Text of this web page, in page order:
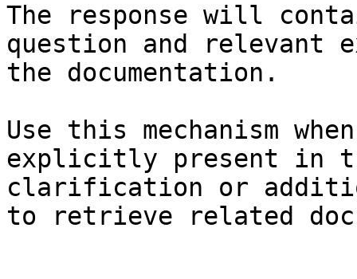
The response will
question and relevant
the documentation.
Use this mechanism
explicitly present in
clarification or